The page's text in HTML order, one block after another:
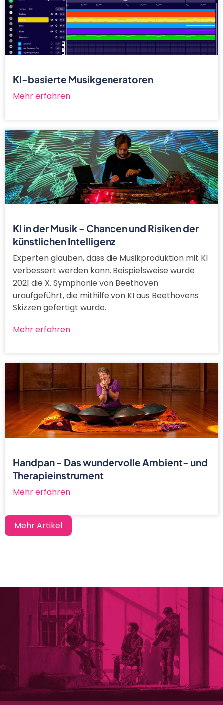
KI-basierte Musikgeneratoren
Mehr erfahren
KI in der Musik - Chancen und Risiken der
künstlichen Intelligenz
Experten glauben, dass die Musikproduktion mit KI
verbessert werden kann. Beispielsweise wurde
2021 die X. Symphonie von Beethoven
uraufgeführt, die mithilfe von KI aus Beethovens
Skizzen gefertigt wurde.
Mehr erfahren
Handpan - Das wundervolle Ambient- und
Therapieinstrument
Mehr erfahren
Mehr Artikel